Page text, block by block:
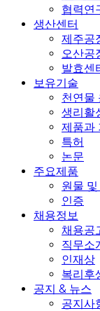
협력연
생산센터
제주공
오산공
발효센
보유기술
천연물
생리활
제품과
특허
논문
주요제품
원물
인증
채용정보
채용공
직무소
인재상
복리후
공지 & 뉴스
공지사